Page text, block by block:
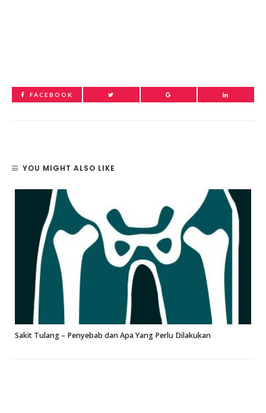
FACEBOOK
YOU MIGHT ALSO LIKE
Sakit Tulang – Penyebab dan Apa Yang Perlu Dilakukan